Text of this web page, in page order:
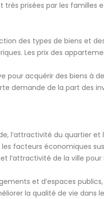
prisées par les familles
des types de biens et
Les prix des
acquérir des biens à
de la part des
l’attractivité du quartier
facteurs économiques
de la ville
et d’espaces
la qualité de vie